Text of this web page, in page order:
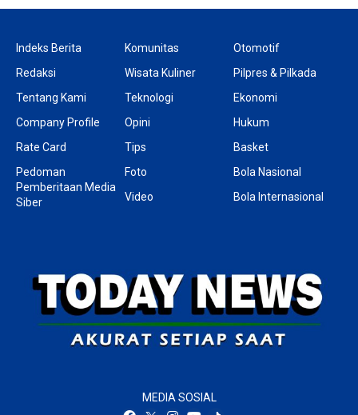
Indeks Berita
Redaksi
Tentang Kami
Company Profile
Rate Card
Pedoman
Pemberitaan Media
Siber
Komunitas
Wisata Kuliner
Teknologi
Opini
Tips
Foto
Video
Otomotif
Pilpres & Pilkada
Ekonomi
Hukum
Basket
Bola Nasional
Bola Internasional
MEDIA SOSIAL